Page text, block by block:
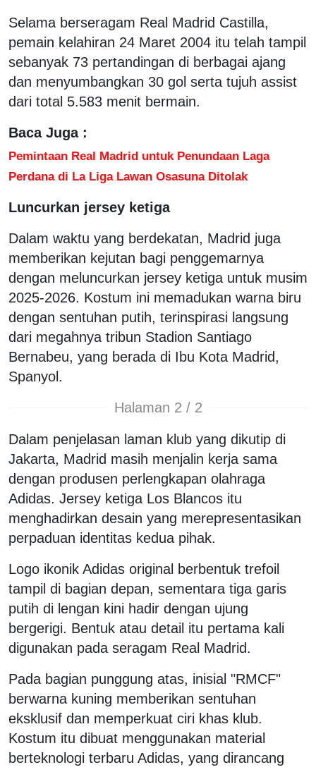
Selama berseragam Real Madrid Castilla,
pemain kelahiran 24 Maret 2004 itu telah tampil
sebanyak 73 pertandingan di berbagai ajang
dan menyumbangkan 30 gol serta tujuh assist
dari total 5.583 menit bermain.
Baca Juga :
Pemintaan Real Madrid untuk Penundaan Laga
Perdana di La Liga Lawan Osasuna Ditolak
Luncurkan jersey ketiga
Dalam waktu yang berdekatan, Madrid juga
memberikan kejutan bagi penggemarnya
dengan meluncurkan jersey ketiga untuk musim
2025-2026. Kostum ini memadukan warna biru
dengan sentuhan putih, terinspirasi langsung
dari megahnya tribun Stadion Santiago
Bernabeu, yang berada di Ibu Kota Madrid,
Spanyol.
Halaman 2 / 2
Dalam penjelasan laman klub yang dikutip di
Jakarta, Madrid masih menjalin kerja sama
dengan produsen perlengkapan olahraga
Adidas. Jersey ketiga Los Blancos itu
menghadirkan desain yang merepresentasikan
perpaduan identitas kedua pihak.
Logo ikonik Adidas original berbentuk trefoil
tampil di bagian depan, sementara tiga garis
putih di lengan kini hadir dengan ujung
bergerigi. Bentuk atau detail itu pertama kali
digunakan pada seragam Real Madrid.
Pada bagian punggung atas, inisial "RMCF"
berwarna kuning memberikan sentuhan
eksklusif dan memperkuat ciri khas klub.
Kostum itu dibuat menggunakan material
berteknologi terbaru Adidas, yang dirancang